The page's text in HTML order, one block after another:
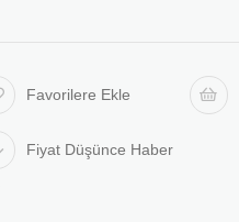
Favorilere Ekle
Fiyat Düşünce Haber